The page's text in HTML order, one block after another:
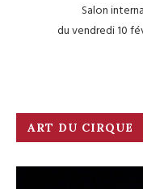
Salon
du vendredi 10
ART DU CIRQUE